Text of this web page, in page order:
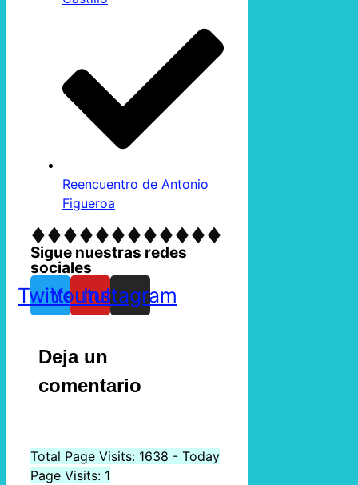
Reencuentro de Antonio
Figueroa
Sigue nuestras redes
sociales
TwitterYoutube
Instagram
Deja un
comentario
Total Page Visits: 1638 - Today
Page Visits: 1